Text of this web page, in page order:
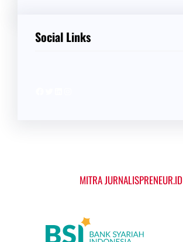
Social Links
MITRA JURNALISPRENEUR.ID